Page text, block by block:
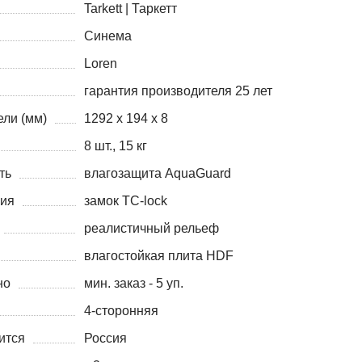
Tarkett | Таркетт
Синема
Loren
гарантия производителя 25 лет
(мм)
1292 х 194 х 8
8 шт., 15 кг
влагозащита AquaGuard
замок TC-lock
реалистичный рельеф
влагостойкая плита HDF
мин. заказ - 5 уп.
4-сторонняя
Россия